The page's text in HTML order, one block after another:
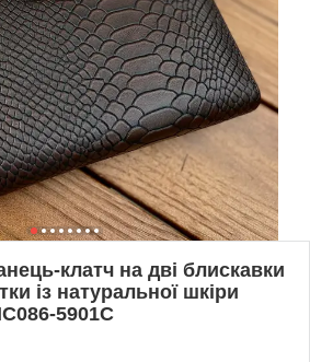
клатч на дві блискавки
із натуральної шкіри
5901С